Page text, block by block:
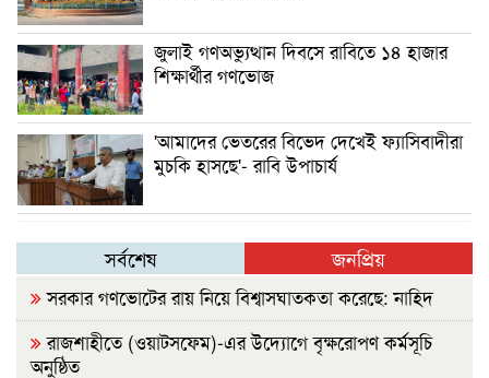
জুলাই গণঅভ্যুত্থান দিবসে রাবিতে ১৪ হাজার
শিক্ষার্থীর গণভোজ
'আমাদের ভেতরের বিভেদ দেখেই ফ্যাসিবাদীরা
মুচকি হাসছে'- রাবি উপাচার্য
সর্বশেষ জনপ্রিয়
সরকার গণভোটের রায় নিয়ে বিশ্বাসঘাতকতা করেছে: নাহিদ
রাজশাহীতে (ওয়াটসফেম)-এর উদ্যোগে বৃক্ষরোপণ কর্মসূচি
অনুষ্ঠিত